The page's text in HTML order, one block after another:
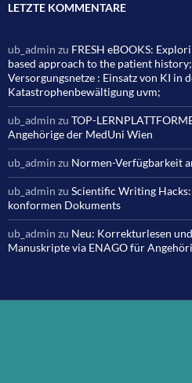
LETZTE KOMMENTARE
ub_admin zu FRESH eBOOKS:
based approach to the patient
Versorgungsnetze : Einsatz von KI in
Katastrophenbewältigung uvm;
ub_admin zu TOP-
Angehörige der MedUni Wien
ub_admin zu Normen-Verfügbarkeit
ub_admin zu Scientific Writing
konformen Dokuments
ub_admin zu Neu: Korrekturlesen
Manuskripte via ENAGO für